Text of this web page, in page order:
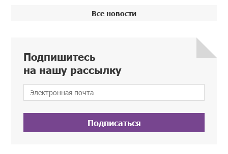
Все новости
Подпишитесь
на нашу рассылку
Подписаться